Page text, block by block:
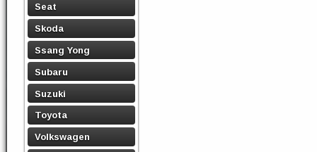
Seat
Skoda
Ssang Yong
Subaru
Suzuki
Toyota
Volkswagen